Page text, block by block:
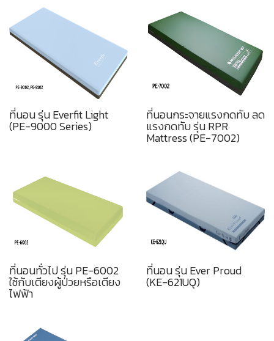
ที่นอน รุ่น Everfit Light
(PE-9000 Series)
ที่นอนกระจายแรงกดทับ ลด
แรงกดทับ รุ่น RPR
Mattress (PE-7002)
ที่นอนทั่วไป รุ่น PE-6002
ใช้กับเตียงผู้ป่วยหรือเตียง
ไฟฟ้า
ที่นอน รุ่น Ever Proud
(KE-621UQ)